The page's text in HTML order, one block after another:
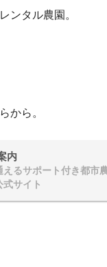
ンタル農園。
から。
内
えるサポート付き都市
式サイト